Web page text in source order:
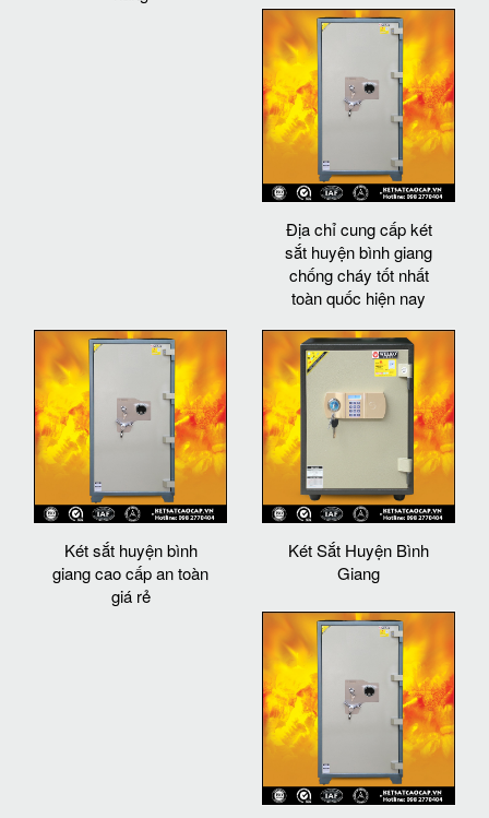
Địa chỉ cung cấp két
sắt huyện bình giang
chống cháy tốt nhất
toàn quốc hiện nay
Két sắt huyện bình
giang cao cấp an toàn
giá rẻ
Két Sắt Huyện Bình
Giang